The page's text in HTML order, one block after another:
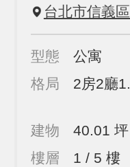
台北市信義
型態
公寓
格局
2房2廳
建物 40.01 坪
樓層
1 / 5 樓